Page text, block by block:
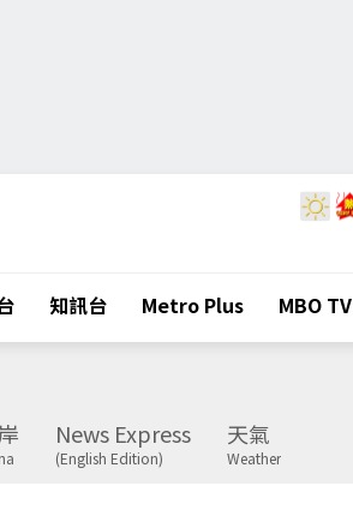
知訊台 Metro Plus MBO TV
News Express
(English Edition)
天氣
Weather